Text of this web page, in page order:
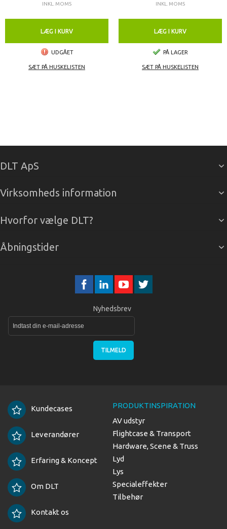
INKL. MOMS
LÆG I KURV
UDGÅET
SÆT PÅ HUSKELISTEN
INKL. MOMS
LÆG I KURV
PÅ LAGER
SÆT PÅ HUSKELISTEN
DLT ApS
Virksomheds information
Hvorfor vælge DLT?
Åbningstider
Nyhedsbrev
TILMELD
Kundecases
Leverandører
Erfaring & Koncept
Om DLT
Kontakt os
PRODUKTINSPIRATION
AV udstyr
Flightcase & Transport
Hardware, Scene & Truss
Lyd
Lys
Specialeffekter
Tilbehør